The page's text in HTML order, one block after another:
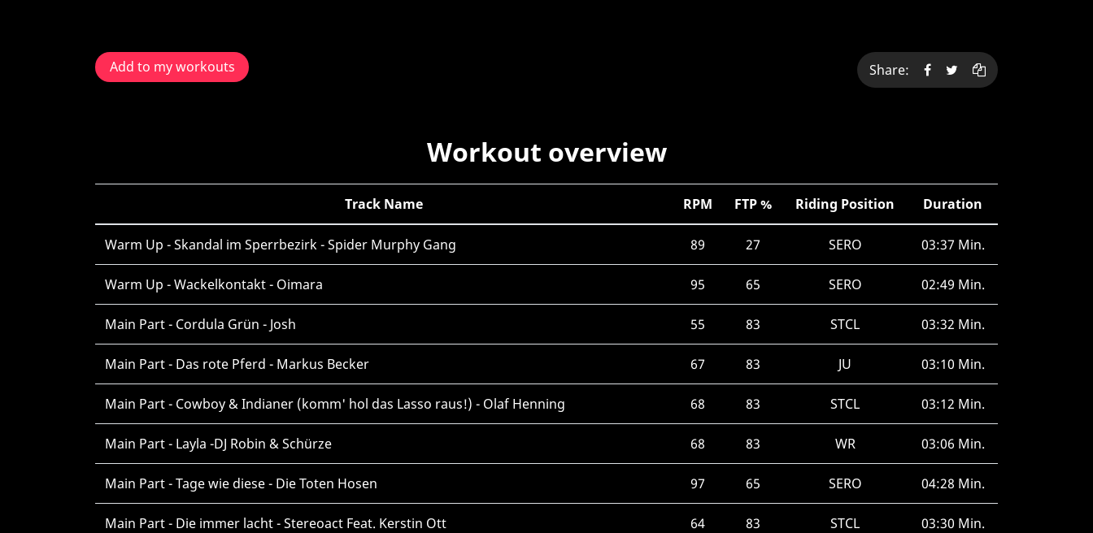
Add to my workouts Share:
Workout overview
Track Name RPM FTP % Riding Position Duration
Warm Up - Skandal im Sperrbezirk - Spider Murphy Gang 89 27 SERO 03:37 Min.
Warm Up - Wackelkontakt - Oimara 95 65 SERO 02:49 Min.
Main Part - Cordula Grün - Josh 55 83 STCL 03:32 Min.
Main Part - Das rote Pferd - Markus Becker 67 83 JU 03:10 Min.
Main Part - Cowboy & Indianer (komm' hol das Lasso raus!) - Olaf Henning 68 83 STCL 03:12 Min.
Main Part - Layla -DJ Robin & Schürze 68 83 WR 03:06 Min.
Main Part - Tage wie diese - Die Toten Hosen 97 65 SERO 04:28 Min.
Main Part - Die immer lacht - Stereoact Feat. Kerstin Ott 64 83 STCL 03:30 Min.